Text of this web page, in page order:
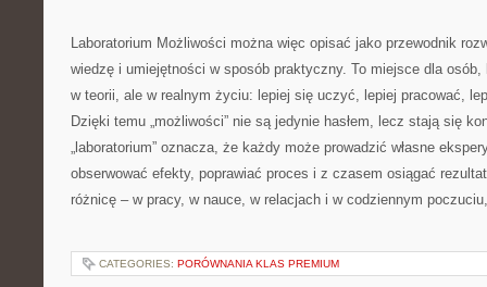
Laboratorium Możliwości można więc opisać jako przewodnik
wiedzę i umiejętności w sposób praktyczny. To miejsce dla
w teorii, ale w realnym życiu: lepiej się uczyć, lepiej pracować,
Dzięki temu „możliwości” nie są jedynie hasłem, lecz stają się
„laboratorium” oznacza, że każdy może prowadzić własne
obserwować efekty, poprawiać proces i z czasem osiągać
różnicę – w pracy, w nauce, w relacjach i w codziennym
CATEGORIES: PORÓWNANIA KLAS PREMIUM